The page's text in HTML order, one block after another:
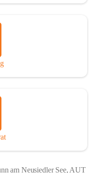
am Neusiedler See, AUT